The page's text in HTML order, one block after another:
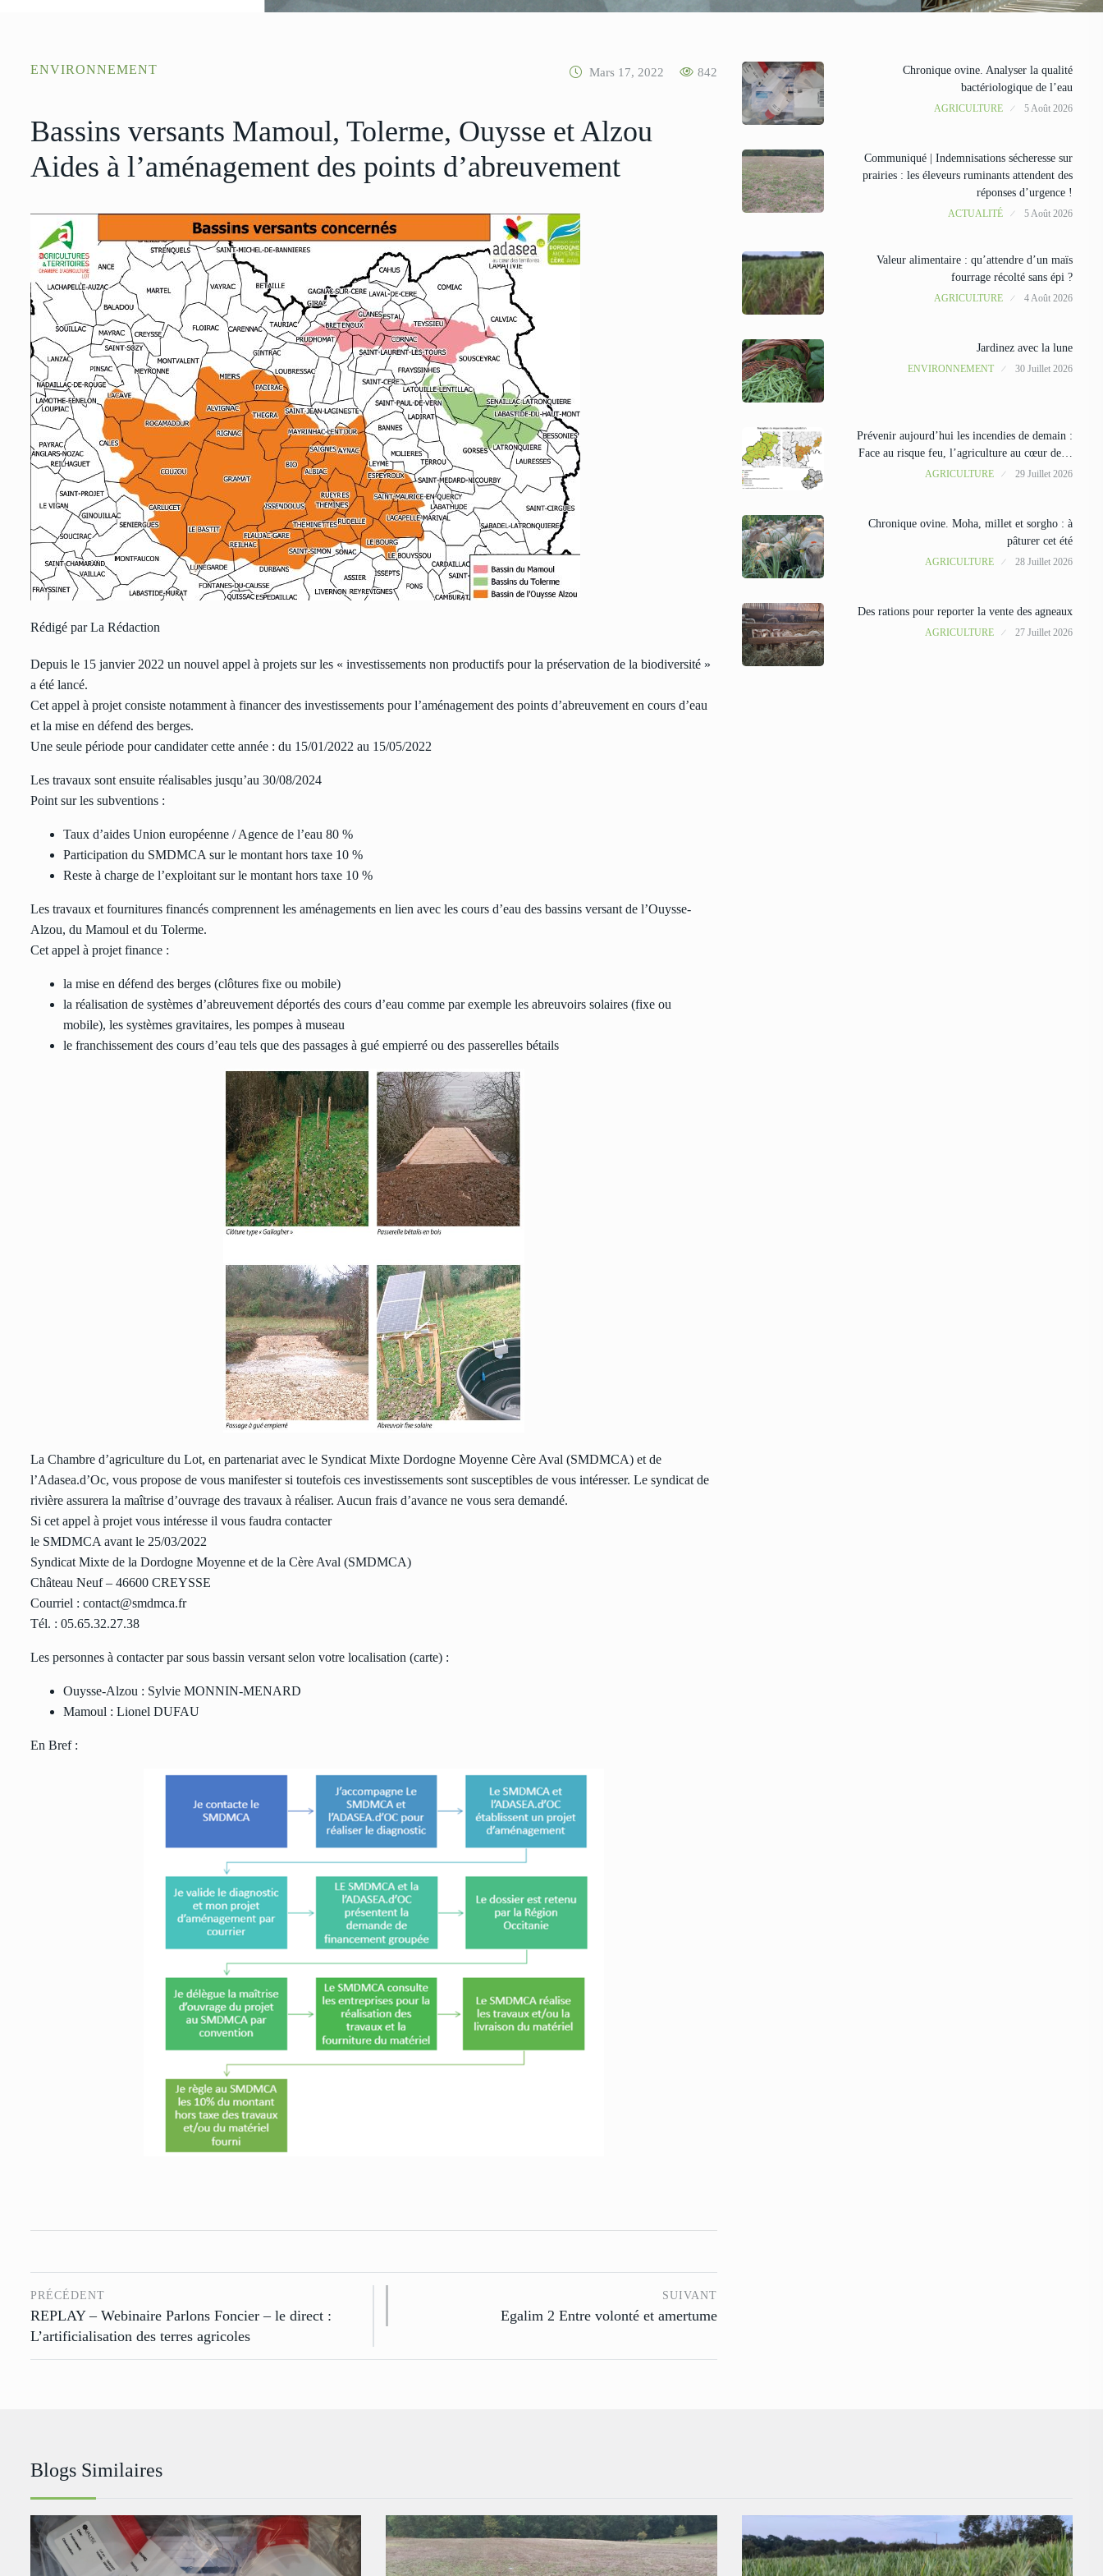
ENVIRONNEMENT Mars 17, 2022 842
Bassins versants Mamoul, Tolerme, Ouysse et Alzou
Aides à l’aménagement des points d’abreuvement
Rédigé par La Rédaction
Depuis le 15 janvier 2022 un nouvel appel à projets sur les « investissements non productifs pour la préservation de la biodiversité »
a été lancé.
Cet appel à projet consiste notamment à financer des investissements pour l’aménagement des points d’abreuvement en cours d’eau
et la mise en défend des berges.
Une seule période pour candidater cette année : du 15/01/2022 au 15/05/2022
Les travaux sont ensuite réalisables jusqu’au 30/08/2024
Point sur les subventions :
Taux d’aides Union européenne / Agence de l’eau 80 %
Participation du SMDMCA sur le montant hors taxe 10 %
Reste à charge de l’exploitant sur le montant hors taxe 10 %
Les travaux et fournitures financés comprennent les aménagements en lien avec les cours d’eau des bassins versant de l’Ouysse-
Alzou, du Mamoul et du Tolerme.
Cet appel à projet finance :
la mise en défend des berges (clôtures fixe ou mobile)
la réalisation de systèmes d’abreuvement déportés des cours d’eau comme par exemple les abreuvoirs solaires (fixe ou
mobile), les systèmes gravitaires, les pompes à museau
le franchissement des cours d’eau tels que des passages à gué empierré ou des passerelles bétails
La Chambre d’agriculture du Lot, en partenariat avec le Syndicat Mixte Dordogne Moyenne Cère Aval (SMDMCA) et de
l’Adasea.d’Oc, vous propose de vous manifester si toutefois ces investissements sont susceptibles de vous intéresser. Le syndicat de
rivière assurera la maîtrise d’ouvrage des travaux à réaliser. Aucun frais d’avance ne vous sera demandé.
Si cet appel à projet vous intéresse il vous faudra contacter
le SMDMCA avant le 25/03/2022
Syndicat Mixte de la Dordogne Moyenne et de la Cère Aval (SMDMCA)
Château Neuf – 46600 CREYSSE
Courriel : contact@smdmca.fr
Tél. : 05.65.32.27.38
Les personnes à contacter par sous bassin versant selon votre localisation (carte) :
Ouysse-Alzou : Sylvie MONNIN-MENARD
Mamoul : Lionel DUFAU
En Bref :
PRÉCÉDENT
REPLAY – Webinaire Parlons Foncier – le direct :
L’artificialisation des terres agricoles
SUIVANT
Egalim 2 Entre volonté et amertume
Chronique ovine. Analyser la qualité
bactériologique de l’eau
AGRICULTURE 5 Août 2026
Communiqué | Indemnisations sécheresse sur
prairies : les éleveurs ruminants attendent des
réponses d’urgence !
ACTUALITÉ 5 Août 2026
Valeur alimentaire : qu’attendre d’un maïs
fourrage récolté sans épi ?
AGRICULTURE 4 Août 2026
Jardinez avec la lune
ENVIRONNEMENT 30 Juillet 2026
Prévenir aujourd’hui les incendies de demain :
Face au risque feu, l’agriculture au cœur de…
AGRICULTURE 29 Juillet 2026
Chronique ovine. Moha, millet et sorgho : à
pâturer cet été
AGRICULTURE 28 Juillet 2026
Des rations pour reporter la vente des agneaux
AGRICULTURE 27 Juillet 2026
Blogs Similaires